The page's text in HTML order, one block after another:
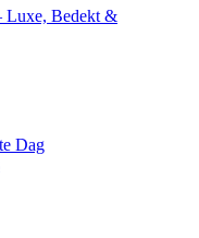
Luxe, Bedekt &
Dag